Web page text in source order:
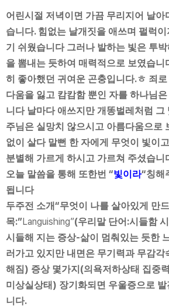
어린시절 저녁이면 가끔 무리지어 날아
습니다. 힘없는 날개짓을 애쓰며 펄럭
기 쉬웠습니다 그러나 발하는 빛은 투
을 뽐내는 듯하여 매력적으로 보였습니
히 좋아했던 귀여운 곤충입니다.ㅎ 죄
다움을 잃고 캄캄함 뿐인 자를 하나님은
니다 날마다 애쓰지만 개똥벌레처럼 그
주님은 실망치 않으시고 아름다움으로
없이 살다 말뻔 한 자에게 무엇이 빛이
분별해 가르게 하시고 가르쳐 주셨습니
오늘 말씀을 통해 또한번 “빛이라“칭해
됩니다
두주전 소개“무엇이 나를 살아있게 만
목:”Languishing”(우리말 단어 :시들함
시들해 지는 증상-삶이 멈춰있는 듯한
러가고 있지만 내면은 무기력과 무감각
해짐 ) 증상 몇가지 (의욕저하상태 집중
미상실상태 ) 장기화되면 우울증으로
니다.